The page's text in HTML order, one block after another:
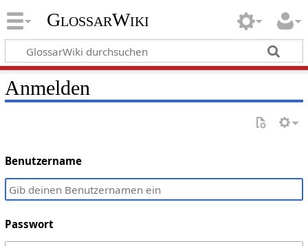
GlossarWiki
Anmelden
Benutzername
Passwort